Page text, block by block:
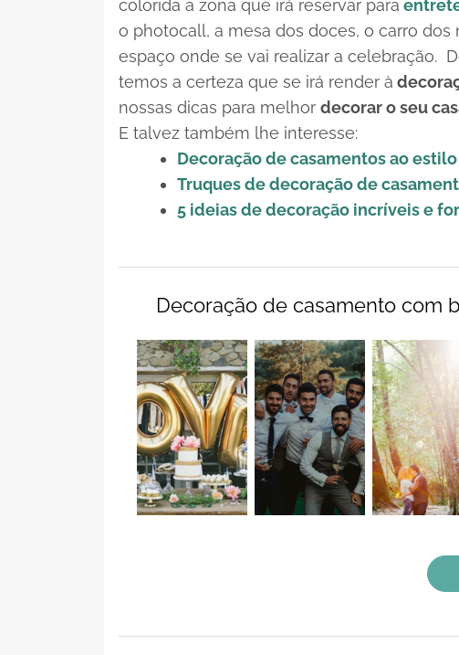
colorida a zona que irá reservar para
o photocall, a mesa dos doces, o carro dos
espaço onde se vai realizar a celebração.
temos a certeza que se irá render à
nossas dicas para melhor decorar o seu
E talvez também lhe interesse:
Decoração de casamentos ao
Truques de decoração de
5 ideias de decoração incríveis e
Decoração de casamento com